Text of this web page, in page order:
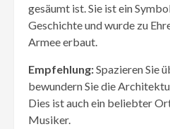
gesäumt ist. Sie ist ein
Geschichte und wurde zu
Armee erbaut.
Empfehlung:Spazieren Sie
bewundern Sie die
Dies ist auch ein beliebter
Musiker.